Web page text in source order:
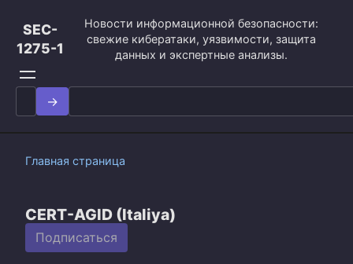
контенту
SEC-
1275-1
Новости информационной безопасности:
свежие кибератаки, уязвимости, защита
данных и экспертные анализы.
Search
for:
Главная страница
CERT-AGID (Italiya)
Подписаться